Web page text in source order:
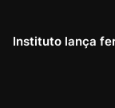
Instituto lança